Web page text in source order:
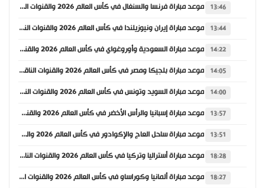
13:46 موعد مباراة فرنسا والسنغال في كأس العالم 2026 والقنوات الناقلة
13:44 موعد مباراة إيران ونيوزيلندا في كأس العالم 2026 والقنوات الناقلة
14:22 موعد مباراة السعودية وأوروغواي في كأس العالم 2026 والقنوات الناقلة
14:05 موعد مباراة بلجيكا ومصر في كأس العالم 2026 والقنوات الناقلة
14:00 موعد مباراة السويد وتونس في كأس العالم 2026 والقنوات الناقلة
13:57 موعد مباراة إسبانيا والرأس الأخضر في كأس العالم 2026 والقنوات الناقلة
13:51 موعد مباراة ساحل العاج والإكوادور في كأس العالم 2026 والقنوات الناقلة
18:28 موعد مباراة أستراليا وتركيا في كأس العالم 2026 والقنوات الناقلة
18:27 موعد مباراة ألمانيا وكوراساو في كأس العالم 2026 والقنوات الناقلة